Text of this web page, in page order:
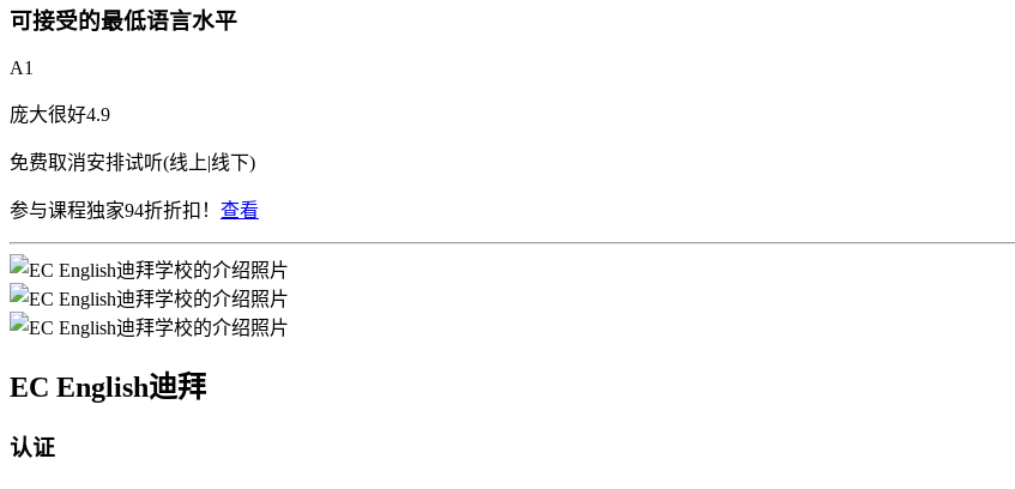
可接受的最低语言水平
A1
庞大很好4.9
免费取消安排试听(线上|线下)
参与课程独家94折折扣！ 查看
EC English迪拜
认证